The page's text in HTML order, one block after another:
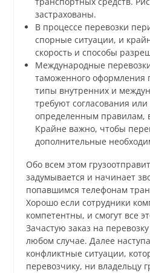
застрахованы.
В процессе перевозки
спорные ситуации, и
скорость и способы
Международные
таможенного оформления
типы внутренних и
требуют согласования
определенным правилам,
Крайне важно, чтобы
дополнительные
Обо всем этом
задумывается и начинает
попавшимся телефонам
Хорошо если сотрудники
компетентны, и смогут все
Зачастую заказ на
любом случае. Далее
конфликтные ситуации,
перевозчику, ни владельцу